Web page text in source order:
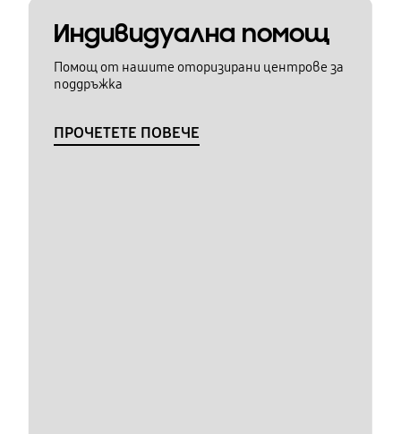
Индивидуална помощ
Помощ от нашите оторизирани центрове за
поддръжка
ПРОЧЕТЕТЕ ПОВЕЧЕ